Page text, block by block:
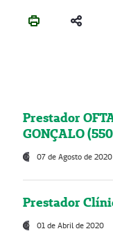
Prestador
GONÇALO
07 de Agosto de 2020
Prestador
01 de Abril de 2020